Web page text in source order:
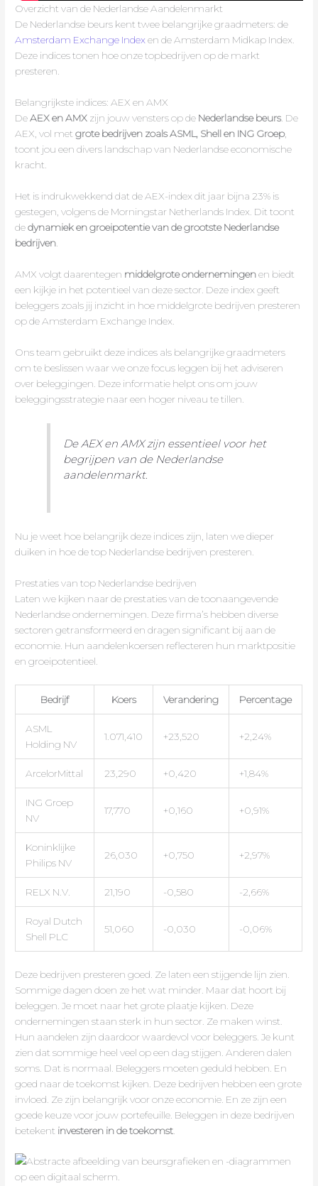
Overzicht van de Nederlandse Aandelenmarkt
De Nederlandse beurs kent twee belangrijke graadmeters: de
Amsterdam Exchange Indexen de Amsterdam Midkap Index.
Deze indices tonen hoe onze topbedrijven op de markt
presteren.
Belangrijkste indices: AEX en AMX
DeAEX en AMX zijn jouw vensters op de Nederlandse beurs. De
AEX, vol metgrote bedrijven zoals ASML, Shell en ING Groep,
toont jou een divers landschap van Nederlandse economische
kracht.
Het is indrukwekkend dat de AEX-index dit jaar bijna 23% is
gestegen, volgens de Morningstar Netherlands Index. Dit toont
dedynamiek en groeipotentie van de grootste Nederlandse
bedrijven.
AMX volgt daarentegen middelgrote ondernemingenen biedt
een kijkje in het potentieel van deze sector. Deze index geeft
beleggers zoals jij inzicht in hoe middelgrote bedrijven presteren
op de Amsterdam Exchange Index.
Ons team gebruikt deze indices als belangrijke graadmeters
om te beslissen waar we onze focus leggen bij het adviseren
over beleggingen. Deze informatie helpt ons om jouw
beleggingsstrategie naar een hoger niveau te tillen.
De AEX en AMX zijn essentieel voor het
begrijpen van de Nederlandse
aandelenmarkt.
Nu je weet hoe belangrijk deze indices zijn, laten we dieper
duiken in hoe de top Nederlandse bedrijven presteren.
Prestaties van top Nederlandse bedrijven
Laten we kijken naar de prestaties van de toonaangevende
Nederlandse ondernemingen. Deze firma’s hebben diverse
sectoren getransformeerd en dragen significant bij aan de
economie. Hun aandelenkoersen reflecteren hun marktpositie
en groeipotentieel.
Bedrijf Koers Verandering Percentage
ASML
Holding NV
1.071,410 +23,520 +2,24%
ArcelorMittal 23,290 +0,420 +1,84%
ING Groep
NV
17,770 +0,160 +0,91%
Koninklijke
Philips NV
26,030 +0,750 +2,97%
RELX N.V. 21,190 -0,580 -2,66%
Royal Dutch
Shell PLC
51,060 -0,030 -0,06%
Deze bedrijven presteren goed. Ze laten een stijgende lijn zien.
Sommige dagen doen ze het wat minder. Maar dat hoort bij
beleggen. Je moet naar het grote plaatje kijken. Deze
ondernemingen staan sterk in hun sector. Ze maken winst.
Hun aandelen zijn daardoor waardevol voor beleggers. Je kunt
zien dat sommige heel veel op een dag stijgen. Anderen dalen
soms. Dat is normaal. Beleggers moeten geduld hebben. En
goed naar de toekomst kijken. Deze bedrijven hebben een grote
invloed. Ze zijn belangrijk voor onze economie. En ze zijn een
goede keuze voor jouw portefeuille. Beleggen in deze bedrijven
betekent investeren in de toekomst